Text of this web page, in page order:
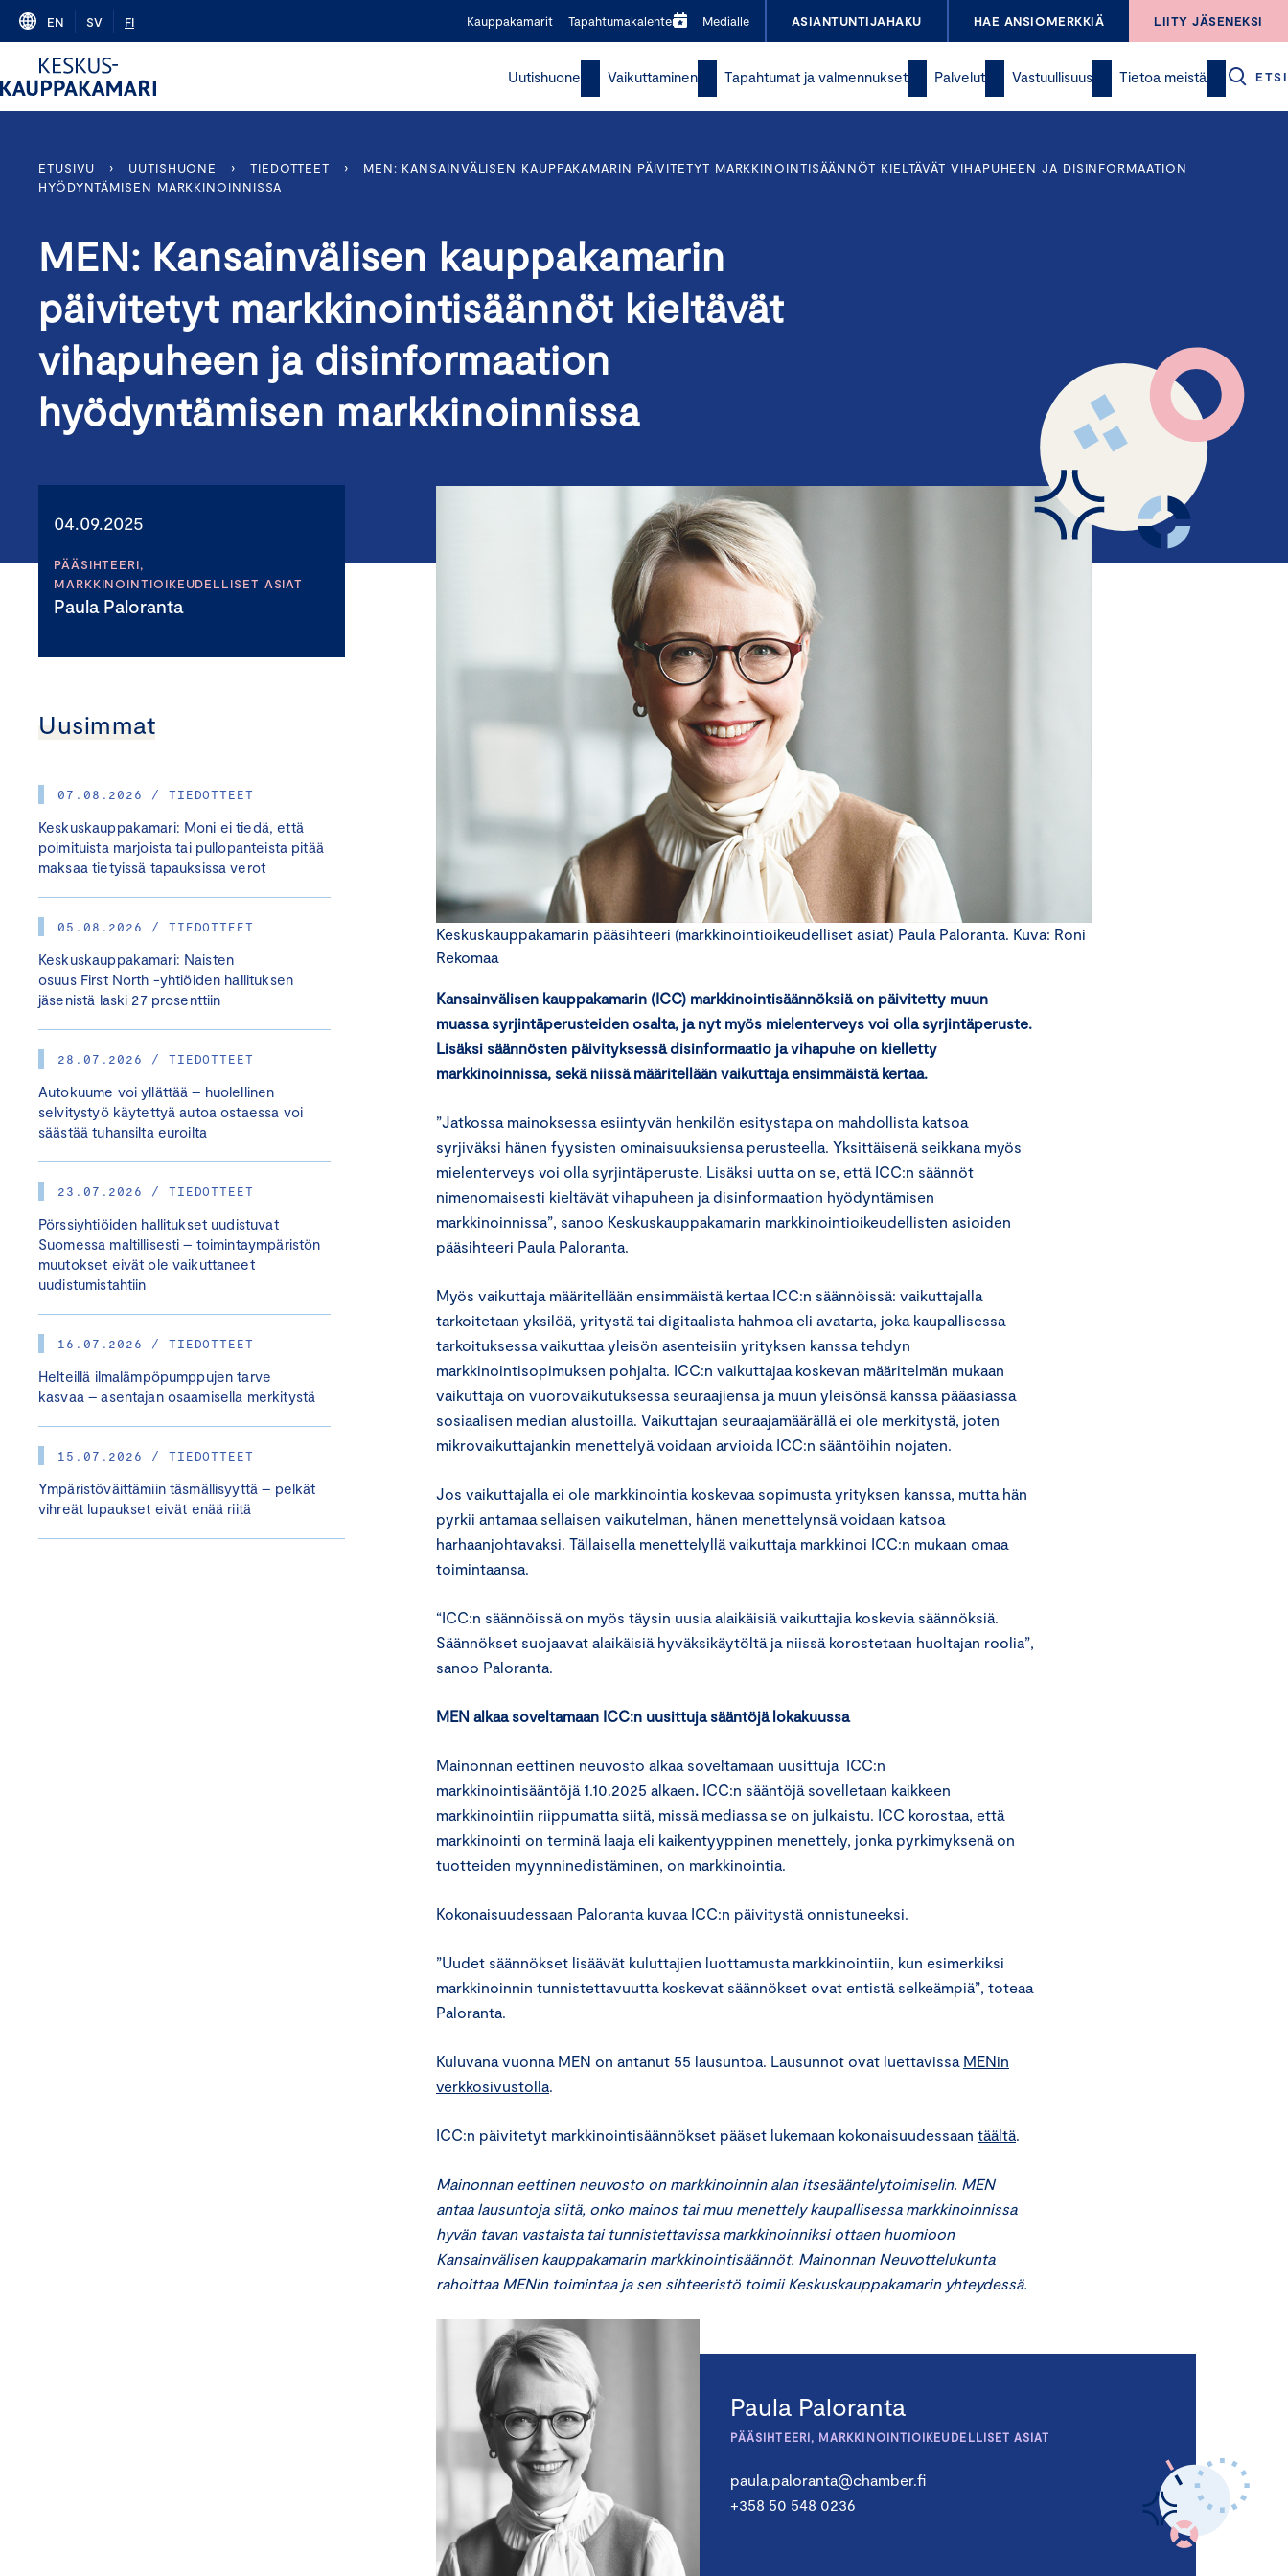
Skip
content
EN SV FI Kauppakamarit Tapahtumakalenteri Medialle ASIANTUNTIJAHAKU HAE ANSIOMERKKIÄ LIITY JÄSENEKSI
Uutishuone Vaikuttaminen Tapahtumat ja valmennukset Palvelut Vastuullisuus Tietoa meistä ETSI
ETUSIVU › UUTISHUONE › TIEDOTTEET ›
MEN: KANSAINVÄLISEN KAUPPAKAMARIN PÄIVITETYT MARKKINOINTISÄÄNNÖT KIELTÄVÄT VIHAPUHEEN JA DISINFORMAATION
HYÖDYNTÄMISEN MARKKINOINNISSA
MEN: Kansainvälisen kauppakamarin
päivitetyt markkinointisäännöt kieltävät
vihapuheen ja disinformaation
hyödyntämisen markkinoinnissa
04.09.2025
PÄÄSIHTEERI,
MARKKINOINTIOIKEUDELLISET ASIAT
Paula Paloranta
Uusimmat
07.08.2026 / TIEDOTTEET
Keskuskauppakamari: Moni ei tiedä, että
poimituista marjoista tai pullopanteista pitää
maksaa tietyissä tapauksissa verot
05.08.2026 / TIEDOTTEET
Keskuskauppakamari: Naisten
osuus First North -yhtiöiden hallituksen
jäsenistä laski 27 prosenttiin
28.07.2026 / TIEDOTTEET
Autokuume voi yllättää – huolellinen
selvitystyö käytettyä autoa ostaessa voi
säästää tuhansilta euroilta
23.07.2026 / TIEDOTTEET
Pörssiyhtiöiden hallitukset uudistuvat
Suomessa maltillisesti – toimintaympäristön
muutokset eivät ole vaikuttaneet
uudistumistahtiin
16.07.2026 / TIEDOTTEET
Helteillä ilmalämpöpumppujen tarve
kasvaa – asentajan osaamisella merkitystä
15.07.2026 / TIEDOTTEET
Ympäristöväittämiin täsmällisyyttä – pelkät
vihreät lupaukset eivät enää riitä
Keskuskauppakamarin pääsihteeri (markkinointioikeudelliset asiat) Paula Paloranta. Kuva: Roni
Rekomaa
Kansainvälisen kauppakamarin (ICC) markkinointisäännöksiä on päivitetty muun
muassa syrjintäperusteiden osalta, ja nyt myös mielenterveys voi olla syrjintäperuste.
Lisäksi säännösten päivityksessä disinformaatio ja vihapuhe on kielletty
markkinoinnissa, sekä niissä määritellään vaikuttaja ensimmäistä kertaa.
”Jatkossa mainoksessa esiintyvän henkilön esitystapa on mahdollista katsoa
syrjiväksi hänen fyysisten ominaisuuksiensa perusteella. Yksittäisenä seikkana myös
mielenterveys voi olla syrjintäperuste. Lisäksi uutta on se, että ICC:n säännöt
nimenomaisesti kieltävät vihapuheen ja disinformaation hyödyntämisen
markkinoinnissa”, sanoo Keskuskauppakamarin markkinointioikeudellisten asioiden
pääsihteeri Paula Paloranta.
Myös vaikuttaja määritellään ensimmäistä kertaa ICC:n säännöissä: vaikuttajalla
tarkoitetaan yksilöä, yritystä tai digitaalista hahmoa eli avatarta, joka kaupallisessa
tarkoituksessa vaikuttaa yleisön asenteisiin yrityksen kanssa tehdyn
markkinointisopimuksen pohjalta. ICC:n vaikuttajaa koskevan määritelmän mukaan
vaikuttaja on vuorovaikutuksessa seuraajiensa ja muun yleisönsä kanssa pääasiassa
sosiaalisen median alustoilla. Vaikuttajan seuraajamäärällä ei ole merkitystä, joten
mikrovaikuttajankin menettelyä voidaan arvioida ICC:n sääntöihin nojaten.
Jos vaikuttajalla ei ole markkinointia koskevaa sopimusta yrityksen kanssa, mutta hän
pyrkii antamaa sellaisen vaikutelman, hänen menettelynsä voidaan katsoa
harhaanjohtavaksi. Tällaisella menettelyllä vaikuttaja markkinoi ICC:n mukaan omaa
toimintaansa.
“ICC:n säännöissä on myös täysin uusia alaikäisiä vaikuttajia koskevia säännöksiä.
Säännökset suojaavat alaikäisiä hyväksikäytöltä ja niissä korostetaan huoltajan roolia”,
sanoo Paloranta.
MEN alkaa soveltamaan ICC:n uusittuja sääntöjä lokakuussa
Mainonnan eettinen neuvosto alkaa soveltamaan uusittuja ICC:n
markkinointisääntöjä 1.10.2025 alkaen. ICC:n sääntöjä sovelletaan kaikkeen
markkinointiin riippumatta siitä, missä mediassa se on julkaistu. ICC korostaa, että
markkinointi on terminä laaja eli kaikentyyppinen menettely, jonka pyrkimyksenä on
tuotteiden myynninedistäminen, on markkinointia.
Kokonaisuudessaan Paloranta kuvaa ICC:n päivitystä onnistuneeksi.
”Uudet säännökset lisäävät kuluttajien luottamusta markkinointiin, kun esimerkiksi
markkinoinnin tunnistettavuutta koskevat säännökset ovat entistä selkeämpiä”, toteaa
Paloranta.
Kuluvana vuonna MEN on antanut 55 lausuntoa. Lausunnot ovat luettavissa MENin
verkkosivustolla.
ICC:n päivitetyt markkinointisäännökset pääset lukemaan kokonaisuudessaan täältä.
Mainonnan eettinen neuvosto on markkinoinnin alan itsesääntelytoimiselin. MEN
antaa lausuntoja siitä, onko mainos tai muu menettely kaupallisessa markkinoinnissa
hyvän tavan vastaista tai tunnistettavissa markkinoinniksi ottaen huomioon
Kansainvälisen kauppakamarin markkinointisäännöt. Mainonnan Neuvottelukunta
rahoittaa MENin toimintaa ja sen sihteeristö toimii Keskuskauppakamarin yhteydessä.
Paula Paloranta
PÄÄSIHTEERI, MARKKINOINTIOIKEUDELLISET ASIAT
paula.paloranta@chamber.fi
+358 50 548 0236